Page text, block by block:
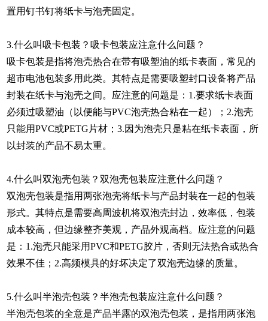
置用钉书钉将纸卡与泡壳固定。
3.什么叫吸卡包装？吸卡包装应注意什么问题？
吸卡包装是指将泡壳热合在带有吸塑油的纸卡表面，常见的
超市电池包装多用此类。其特点是需要吸塑封口设备将产品
封装在纸卡与泡壳之间。应注意的问题是：1.要求纸卡表面
必须过吸塑油（以便能与PVC泡壳热合粘在一起）；2.泡壳
只能用PVC或PETG片材；3.因为泡壳只是粘在纸卡表面，所
以封装的产品不易太重。
4.什么叫双泡壳包装？双泡壳包装应注意什么问题？
双泡壳包装是指用两张泡壳将纸卡与产品封装在一起的包装
形式。其特点是需要高周波机将双泡壳封边，效率低，包装
成本较高，但边缘整齐美观，产品外观高档。应注意的问题
是：1.泡壳只能采用PVC和PETG胶片，否则无法热合或热合
效果不佳；2.高频模具的好坏决定了双泡壳边缘的质量。
5.什么叫半泡壳包装？半泡壳包装应注意什么问题？
半泡壳包装的全意是产品半露的双泡壳包装，是指用两张泡